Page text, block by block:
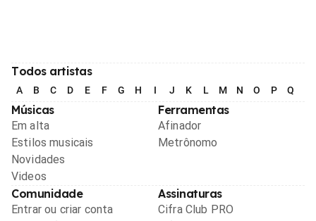
Todos artistas
A B C D E F G H I J K L M N O P Q
Músicas
Em alta
Estilos musicais
Novidades
Videos
Ferramentas
Afinador
Metrônomo
Comunidade
Entrar ou criar conta
Assinaturas
Cifra Club PRO